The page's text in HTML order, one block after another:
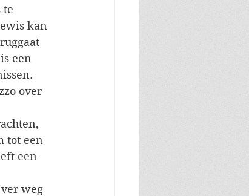
te
kan
een
over
tot een
een
weg